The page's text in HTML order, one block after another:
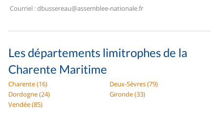
Courriel :dbussereau@assemblee-nationale.fr
Les départements limitrophes de la
Charente Maritime
Charente (16)
Deux-Sèvres (79)
Dordogne (24)
Gironde (33)
Vendée (85)